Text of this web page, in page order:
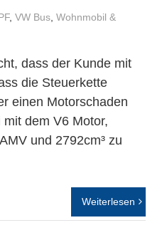
, VW Bus, Wohnmobil &
dass der Kunde mit
die Steuerkette
einen Motorschaden
dem V6 Motor,
und 2792cm³ zu
Weiterlesen